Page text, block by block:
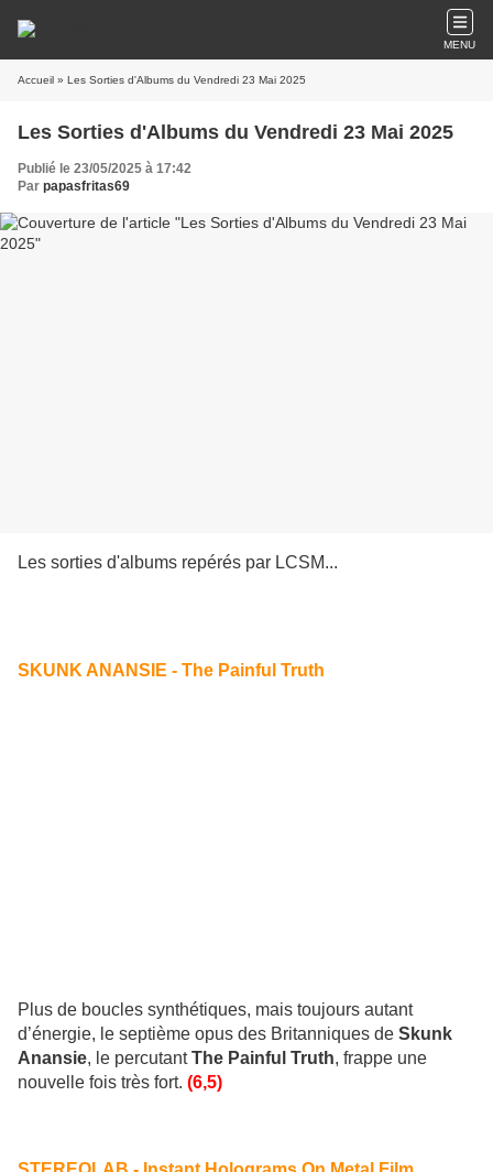
MENU
Accueil » Les Sorties d'Albums du Vendredi 23 Mai 2025
Les Sorties d'Albums du Vendredi 23 Mai 2025
Publié le 23/05/2025 à 17:42
Par papasfritas69
Les sorties d'albums repérés par LCSM...
SKUNK ANANSIE - The Painful Truth
Plus de boucles synthétiques, mais toujours autant
d’énergie, le septième opus des Britanniques de Skunk
Anansie, le percutantThe Painful Truth, frappe une
nouvelle fois très fort. (6,5)